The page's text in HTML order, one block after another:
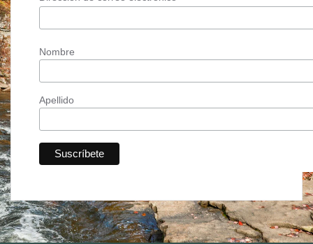
Nombre
Apellido